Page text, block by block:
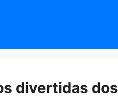
divertidas dos